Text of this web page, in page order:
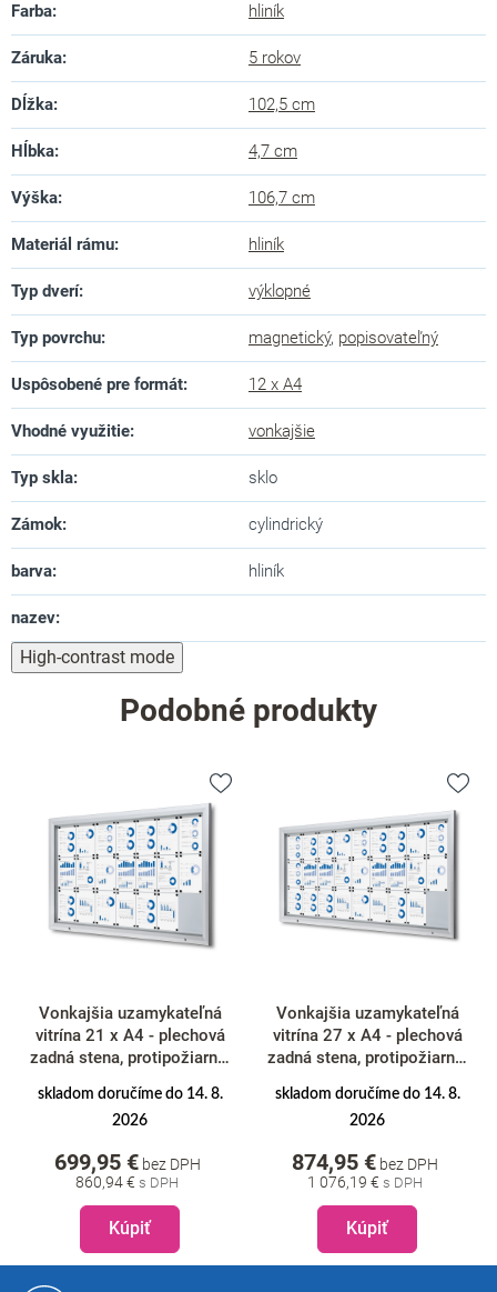
Farba: hliník
Záruka: 5 rokov
Dĺžka: 102,5 cm
Hĺbka: 4,7 cm
Výška: 106,7 cm
Materiál rámu: hliník
Typ dverí: výklopné
Typ povrchu: magnetický, popisovateľný
Uspôsobené pre formát: 12 x A4
Vhodné využitie: vonkajšie
Typ skla: sklo
Zámok: cylindrický
barva: hliník
nazev:
High-contrast mode
Podobné produkty
Vonkajšia uzamykateľná
vitrína 21 x A4 - plechová
zadná stena, protipožiarna,
skladom doručíme do 14. 8.
2026
860,94 €
699,95 €bez DPH
Kúpiť
Vonkajšia uzamykateľná
vitrína 27 x A4 - plechová
zadná stena, protipožiarna,
skladom doručíme do 14. 8.
2026
1 076,19 €
874,95 €bez DPH
Kúpiť